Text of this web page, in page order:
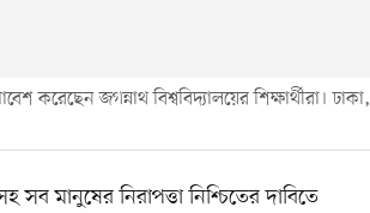
করেছেন জগন্নাথ বিশ্ববিদ্যালয়ের শিক্ষার্থীরা। ঢাকা,
সব মানুষের নিরাপত্তা নিশ্চিতের দাবিতে